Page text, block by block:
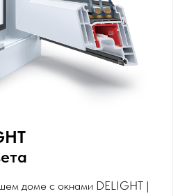
доме c окнами DELIGHT |